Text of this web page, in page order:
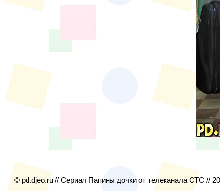
© pd.djeo.ru // Сериал Папины дочки от телеканала СТС //